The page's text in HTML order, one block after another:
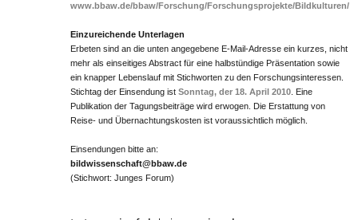
www.bbaw.de/bbaw/Forschung/Forschungsprojekte/Bildkulturen/
Einzureichende Unterlagen
Erbeten sind an die unten angegebene E-Mail-Adresse ein kurzes, nicht
mehr als einseitiges Abstract für eine halbstündige Präsentation sowie
ein knapper Lebenslauf mit Stichworten zu den Forschungsinteressen.
Stichtag der Einsendung ist Sonntag, der 18. April 2010 . Eine
Publikation der Tagungsbeiträge wird erwogen. Die Erstattung von
Reise- und Übernachtungskosten ist voraussichtlich möglich.
Einsendungen bitte an:
bildwissenschaft@bbaw.de
(Stichwort: Junges Forum)